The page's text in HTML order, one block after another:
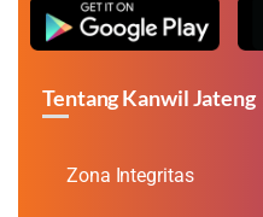
Tentang Kanwil Jateng
Zona Integritas